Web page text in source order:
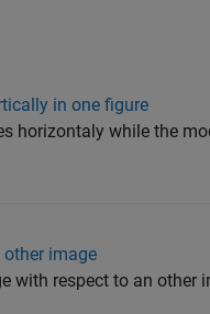
in one figure
horizontaly while the
image
with respect to an